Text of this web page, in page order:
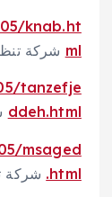
knab.ht
ml شركة
tanzefje
ddeh.html
msaged
.html شركة